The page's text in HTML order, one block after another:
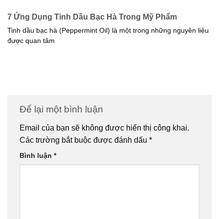
7 Ứng Dụng Tinh Dầu Bạc Hà Trong Mỹ Phẩm
Tinh dầu bạc hà (Peppermint Oil) là một trong những nguyên liệu
được quan tâm
Để lại một bình luận
Email của bạn sẽ không được hiển thị công khai.
Các trường bắt buộc được đánh dấu *
Bình luận *